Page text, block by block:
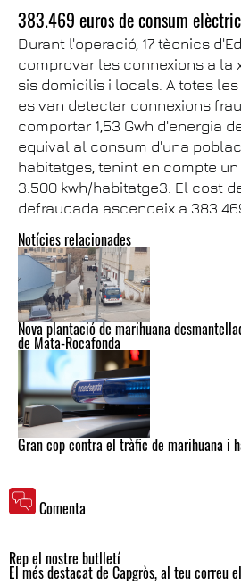
Notícies relacionades
Nova plantació de marihuana
de Mata-Rocafonda
Gran cop contra el tràfic de marihuana i
383.469 euros de consum
Durant l'operació, 17 tècnics
comprovar les connexions a la
sis domicilis i locals. A totes
es van detectar connexions
comportar 1,53 Gwh d'energia
equival al consum d'una
habitatges, tenint en compte
3.500 kwh/habitatge3. El cost
defraudada ascendeix a
Comenta
Rep el nostre butlletí
El més destacat de Capgròs, al teu correu